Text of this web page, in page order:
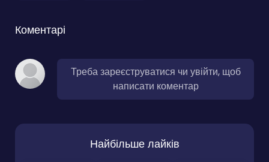
Коментарі
Треба зареєструватися чи увійти, щоб
написати коментар
Найбільше лайків